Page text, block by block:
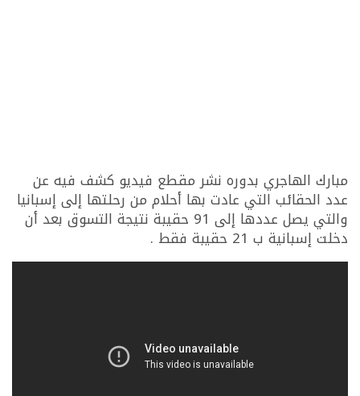
مبارك الهاجري بدوره نشر مقطع فيديو كشف فيه عن
عدد الحقائب التي عادت بها أحلام من رحلتها إلى إسبانيا
والتي يصل عددها إلى 91 حقيبة نتيجة التسوق بعد أن
دخلت إسبانية ب 21 حقيبة فقط .